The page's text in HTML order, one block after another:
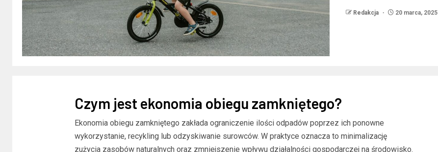
Redakcja 20 marca, 2025
Czym jest ekonomia obiegu zamkniętego?
Ekonomia obiegu zamkniętego zakłada ograniczenie ilości odpadów poprzez ich ponowne
wykorzystanie, recykling lub odzyskiwanie surowców. W praktyce oznacza to minimalizację
zużycia zasobów naturalnych oraz zmniejszenie wpływu działalności gospodarczej na środowisko.